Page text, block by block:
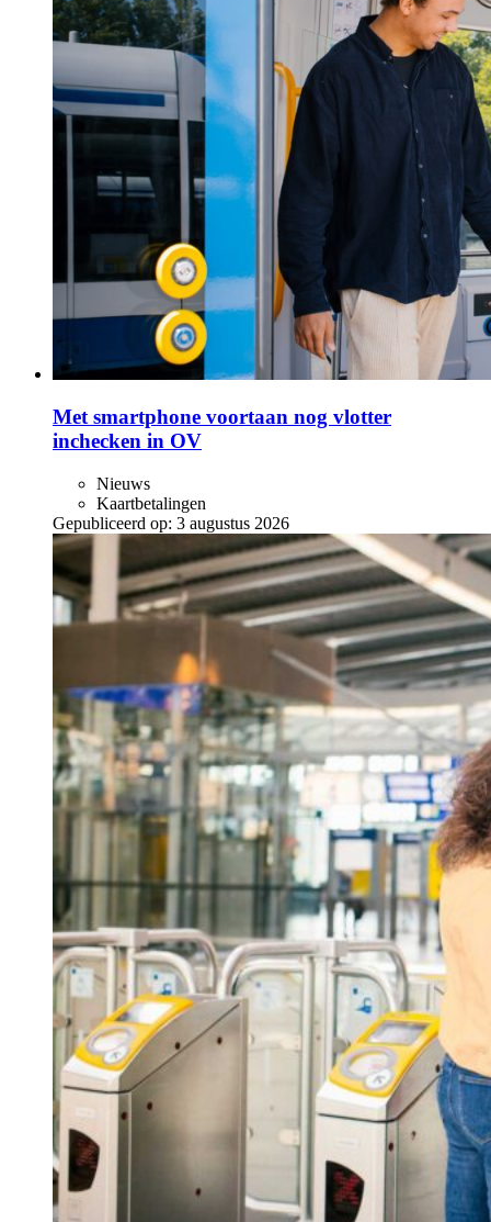
Met smartphone voortaan nog vlotter
inchecken in OV
Nieuws
Kaartbetalingen
Gepubliceerd op: 3 augustus 2026